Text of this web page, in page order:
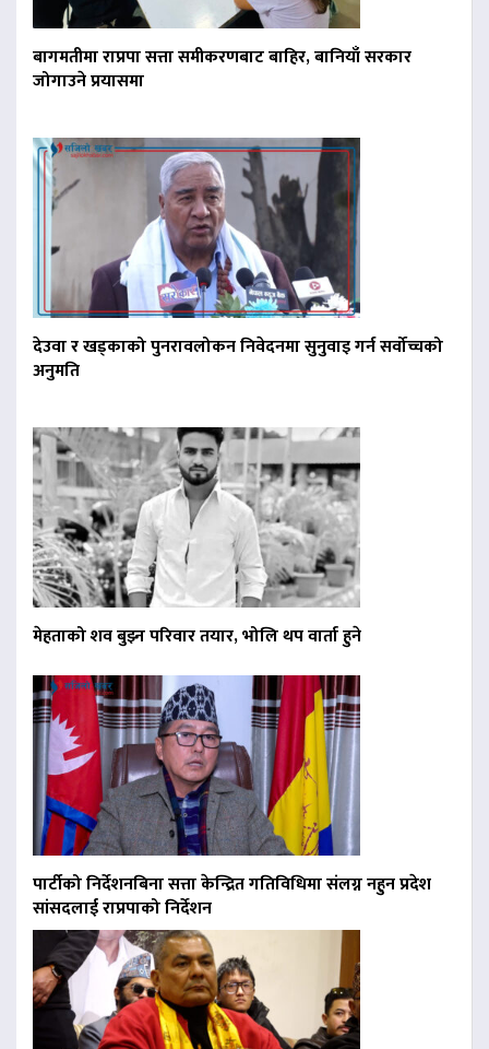
बागमतीमा राप्रपा सत्ता समीकरणबाट बाहिर, बानियाँ सरकार
जोगाउने प्रयासमा
देउवा र खड्काको पुनरावलोकन निवेदनमा सुनुवाइ गर्न सर्वोच्चको
अनुमति
मेहताको शव बुझ्न परिवार तयार, भोलि थप वार्ता हुने
पार्टीको निर्देशनबिना सत्ता केन्द्रित गतिविधिमा संलग्न नहुन प्रदेश
सांसदलाई राप्रपाको निर्देशन